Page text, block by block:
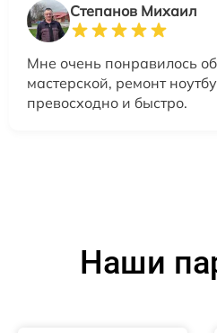
Степанов Михаил
Мне очень понравилось
мастерской, ремонт
превосходно и быстро.
Наши